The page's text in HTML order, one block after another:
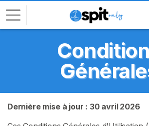
Dernière mise à jour : 30 avril 2026
e
x